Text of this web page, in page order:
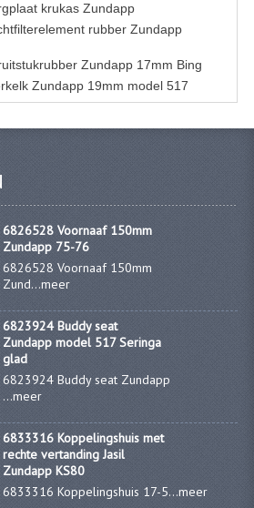
ACHTERBRUG
BUDDY SEATS
BUDDY SEAT HOEZEN
BUDDY SEATS
CRANKS EN STANDAARDS
EMBLEMEN EN STICKERS
FRAMEBEPLATING
REMMEN EN WIELEN
SCHOKBREKERS
SLOTEN
EN KENTEKENPLATEN
STUUR EN BEDIENING
krukas Zundapp
rubber Zundapp
Zundapp 17mm Bing
Zundapp 19mm model 517
6826528 Voornaaf 150mm
Zundapp 75-76
6826528 Voornaaf 150mm
Zund...meer
6823924 Buddy seat
Zundapp model 517 Seringa
glad
6823924 Buddy seat Zundapp
...meer
6833316 Koppelingshuis met
rechte vertanding Jasil
Zundapp KS80
6833316 Koppelingshuis 17-5...meer